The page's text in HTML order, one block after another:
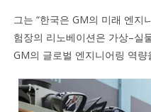
그는 “한국은 GM의 미래 엔지
험장의 리노베이션은 가상–실
GM의 글로벌 엔지니어링 역